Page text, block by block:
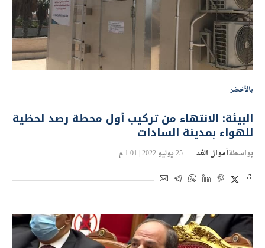
بالأخضر
البيئة: الانتهاء من تركيب أول محطة رصد لحظية
للهواء بمدينة السادات
بواسطةأموال الغد 25 يوليو 2022 | 1:01 م